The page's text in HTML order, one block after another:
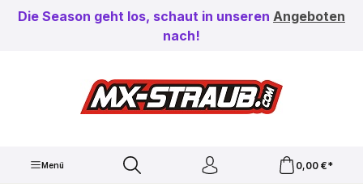
Zum Hauptinhalt springen
Die Season geht los, schaut in unseren Angeboten
nach!
Menü 0,00 €*